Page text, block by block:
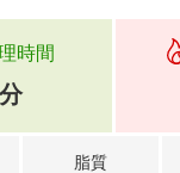
時間
脂質